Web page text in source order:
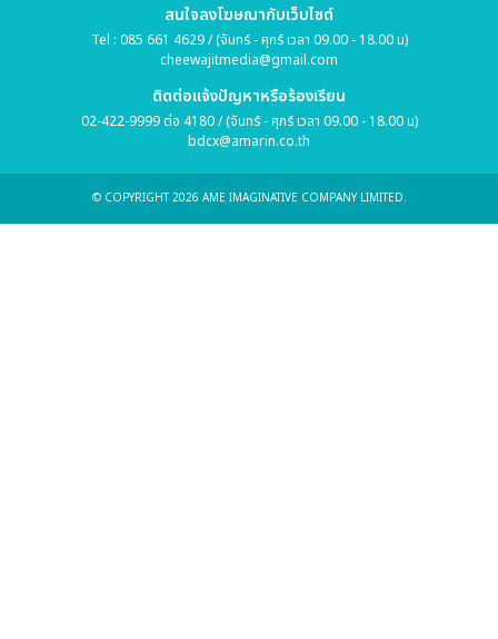
สนใจลงโฆษณากับเว็บไซต์
Tel : 085 661 4629 / (จันทร์ - ศุกร์ เวลา 09.00 - 18.00 น)
cheewajitmedia@gmail.com
ติดต่อแจ้งปัญหาหรือร้องเรียน
02-422-9999 ต่อ 4180 / (จันทร์ - ศุกร์ เวลา 09.00 - 18.00 น)
bdcx@amarin.co.th
© COPYRIGHT 2026 AME IMAGINATIVE COMPANY LIMITED.